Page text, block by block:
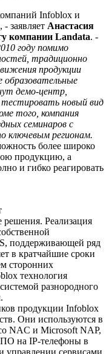
Infoblox и
заявляет Анастасия
компании Landata. -
году помимо
традиционно
продукции
образовательные
демо-центр,
новый вид
того, компания
семинаров с
ключевым регионам.
более широко
продукцию, а
и гибко реагировать
решения. Реализация
поддерживающей ряд
в кратчайшие сроки
сторонних
технология
разнородного
продукции Infoblox
Они используются в
NAC и Microsoft NAP,
ПО на IP-телефоны в
управлении сервисами